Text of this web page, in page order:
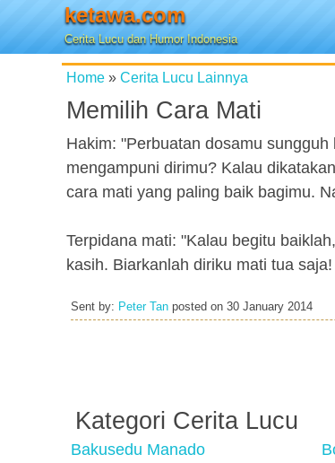
ketawa.com
Cerita Lucu dan Humor Indonesia
Home » Cerita Lucu Lainnya
Memilih Cara Mati
Hakim: "Perbuatan dosamu
mengampuni dirimu? Kalau
cara mati yang paling baik bagimu.
Terpidana mati: "Kalau begitu
kasih. Biarkanlah diriku mati tua
Sent by: Peter Tan posted on 30 January 2014
Kategori Cerita Lucu
Bakusedu Manado